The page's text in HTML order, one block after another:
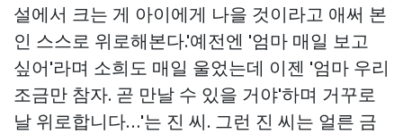
설에서 크는 게 아이에게 나을 것이라고 애써 본
인 스스로 위로해본다.'예전엔 '엄마 매일 보고
싶어'라며 소희도 매일 울었는데 이젠 '엄마 우리
조금만 참자. 곧 만날 수 있을 거야'하며 거꾸로
날 위로합니다…'는 진 씨. 그런 진 씨는 얼른 금